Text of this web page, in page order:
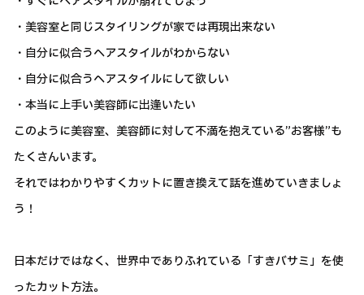
・美容室と同じスタイリングが家では再現出来ない
・自分に似合うヘアスタイルがわからない
・自分に似合うヘアスタイルにして欲しい
・本当に上手い美容師に出逢いたい
このように美容室、美容師に対して不満を抱えている”お客様”も
たくさんいます。
それではわかりやすくカットに置き換えて話を進めていきましょ
う！
日本だけではなく、世界中でありふれている「すきバサミ」を使
ったカット方法。